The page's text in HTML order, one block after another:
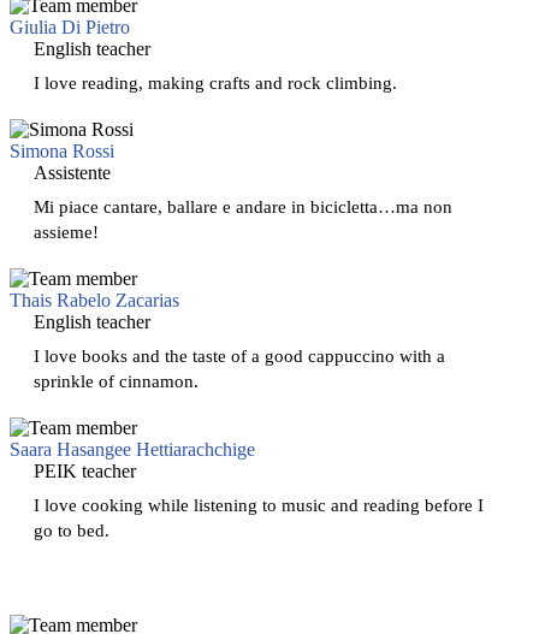
Giulia Di Pietro
English teacher
I love reading, making crafts and rock climbing.
Simona Rossi
Assistente
Mi piace cantare, ballare e andare in bicicletta…ma non
assieme!
Thais Rabelo Zacarias
English teacher
I love books and the taste of a good cappuccino with a
sprinkle of cinnamon.
Saara Hasangee Hettiarachchige
PEIK teacher
I love cooking while listening to music and reading before I
go to bed.